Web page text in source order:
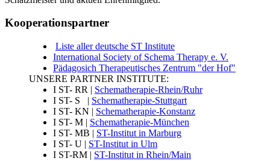
Kooperationspartner
Liste aller deutsche ST Institute
International Society of Schema Therapy e. V.
Pädagosich Therapeutisches Zentrum "der Hof"
UNSERE PARTNER INSTITUTE:
I ST- RR | Schematherapie-Rhein/Ruhr
I ST- S | Schematherapie-Stuttgart
I ST- KN | Schematherapie-Konstanz
I ST- M | Schematherapie-München
I ST- MB | ST-Institut in Marburg
I ST- U | ST-Institut in Ulm
I ST-RM | ST-Institut in Rhein/Main